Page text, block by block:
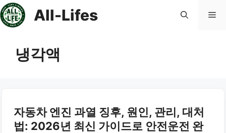
컨
텐
All-Lifes 메
냉각액
자동차 엔진 과열 징후, 원인, 관리, 대처
법: 2026년 최신 가이드로 안전운전 완